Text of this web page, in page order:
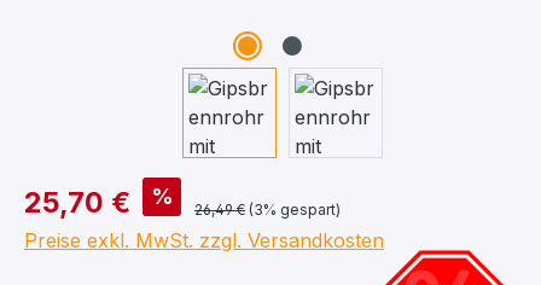
25,70 € %
26,49 € (3% gespart)
Preise exkl. MwSt. zzgl. Versandkosten